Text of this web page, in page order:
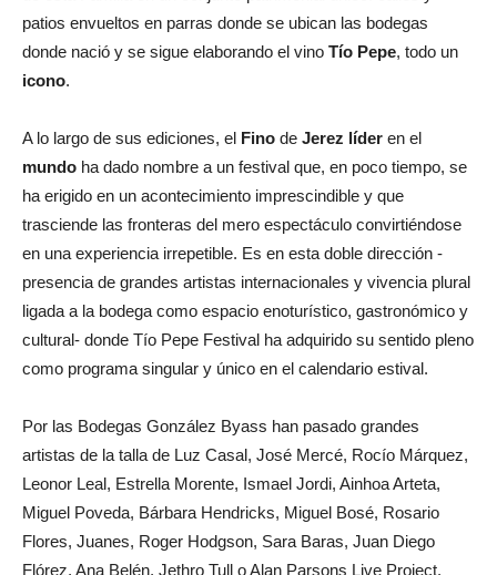
patios envueltos en parras donde se ubican las bodegas
donde nació y se sigue elaborando el vino Tío Pepe, todo un
icono.
A lo largo de sus ediciones, el Fino de Jerez líder en el
mundo ha dado nombre a un festival que, en poco tiempo, se
ha erigido en un acontecimiento imprescindible y que
trasciende las fronteras del mero espectáculo convirtiéndose
en una experiencia irrepetible. Es en esta doble dirección -
presencia de grandes artistas internacionales y vivencia plural
ligada a la bodega como espacio enoturístico, gastronómico y
cultural- donde Tío Pepe Festival ha adquirido su sentido pleno
como programa singular y único en el calendario estival.
Por las Bodegas González Byass han pasado grandes
artistas de la talla de Luz Casal, José Mercé, Rocío Márquez,
Leonor Leal, Estrella Morente, Ismael Jordi, Ainhoa Arteta,
Miguel Poveda, Bárbara Hendricks, Miguel Bosé, Rosario
Flores, Juanes, Roger Hodgson, Sara Baras, Juan Diego
Flórez, Ana Belén, Jethro Tull o Alan Parsons Live Project.